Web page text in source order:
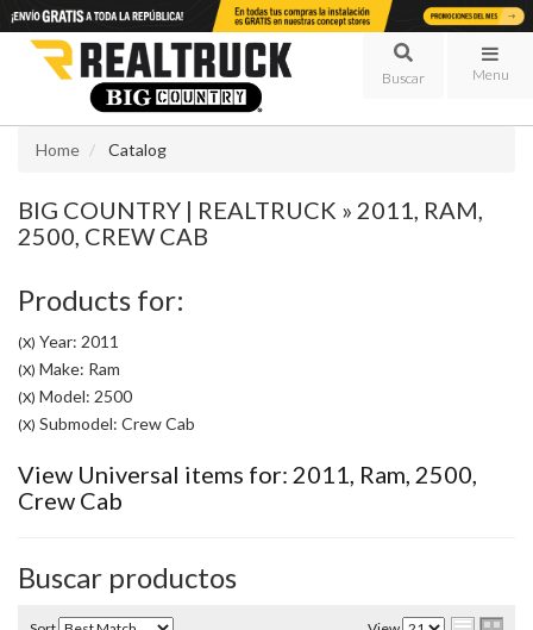
Menu
Home Catalog
BIG COUNTRY | REALTRUCK » 2011, RAM,
2500, CREW CAB
Products for:
(X) Year: 2011
(X) Make: Ram
(X) Model: 2500
(X) Submodel: Crew Cab
View Universal items for: 2011, Ram, 2500,
Crew Cab
Buscar productos